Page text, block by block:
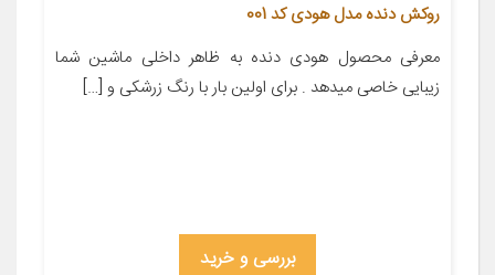
روکش دنده مدل هودی کد 001
معرفی محصول هودی دنده به ظاهر داخلی ماشین شما
زیبایی خاصی میدهد . برای اولین بار با رنگ زرشکی و […]
بررسی و خرید